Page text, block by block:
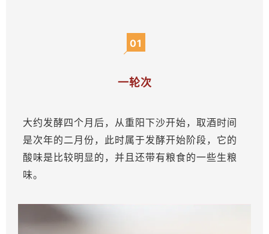
01
一轮次
大约发酵四个月后，从重阳下沙开始，取酒时间
是次年的二月份，此时属于发酵开始阶段，它的
酸味是比较明显的，并且还带有粮食的一些生粮
味。